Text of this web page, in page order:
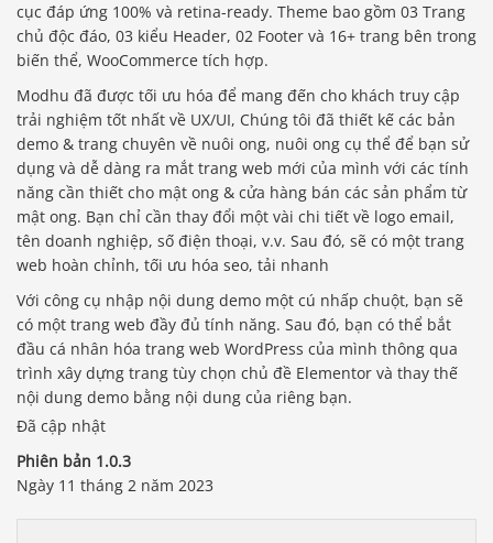
cục đáp ứng 100% và retina-ready. Theme bao gồm 03 Trang
chủ độc đáo, 03 kiểu Header, 02 Footer và 16+ trang bên trong
biến thể, WooCommerce tích hợp.
Modhu đã được tối ưu hóa để mang đến cho khách truy cập
trải nghiệm tốt nhất về UX/UI, Chúng tôi đã thiết kế các bản
demo & trang chuyên về nuôi ong, nuôi ong cụ thể để bạn sử
dụng và dễ dàng ra mắt trang web mới của mình với các tính
năng cần thiết cho mật ong & cửa hàng bán các sản phẩm từ
mật ong. Bạn chỉ cần thay đổi một vài chi tiết về logo email,
tên doanh nghiệp, số điện thoại, v.v. Sau đó, sẽ có một trang
web hoàn chỉnh, tối ưu hóa seo, tải nhanh
Với công cụ nhập nội dung demo một cú nhấp chuột, bạn sẽ
có một trang web đầy đủ tính năng. Sau đó, bạn có thể bắt
đầu cá nhân hóa trang web WordPress của mình thông qua
trình xây dựng trang tùy chọn chủ đề Elementor và thay thế
nội dung demo bằng nội dung của riêng bạn.
Đã cập nhật
Phiên bản 1.0.3
Ngày 11 tháng 2 năm 2023